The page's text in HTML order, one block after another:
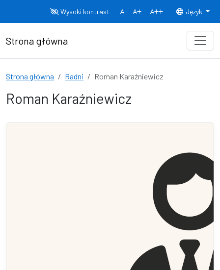
Wysoki kontrast
Normalny rozmiar czcionki
Rozmiar czcionki 150% Rozmiar
Język
Strona główna
Strona główna Radni Roman Karaźniewicz
Roman Karaźniewicz